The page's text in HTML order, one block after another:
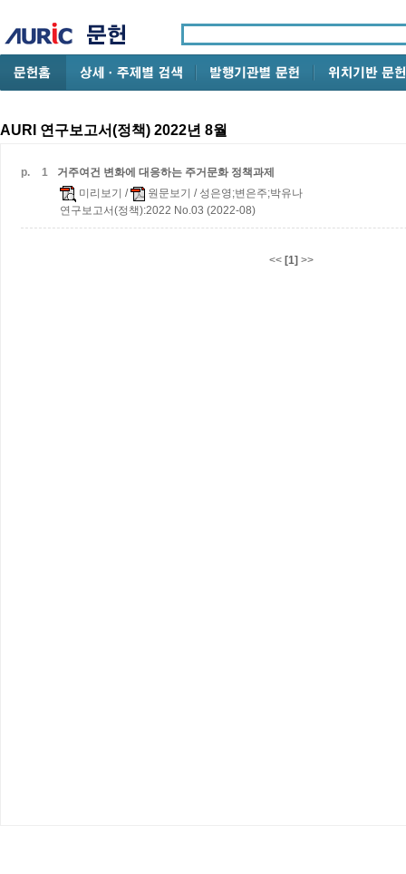
AURI 연구보고서(정책) 2022년 8월
p. 1
거주여건 변화에 대응하는 주거문화 정책과제
미리보기 / 원문보기 / 성은영;변은주;박유나
연구보고서(정책):2022 No.03 (2022-08)
<< [1] >>